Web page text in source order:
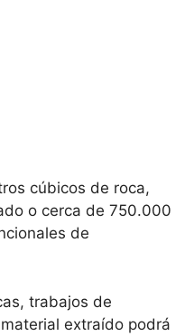
cúbicos de roca,
o cerca de 750.000
de
trabajos de
extraído podrá